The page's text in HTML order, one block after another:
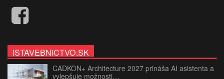
ISTAVEBNICTVO.SK
CADKON+ Architecture 2027 prináša AI asistenta a
vylepšuje možnosti…